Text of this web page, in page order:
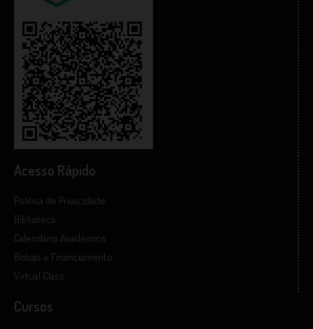
Acesso Rápido
Política de Privacidade
Biblioteca
Calendário Acadêmico
Bolsas e Financiamento
Virtual Class
Cursos